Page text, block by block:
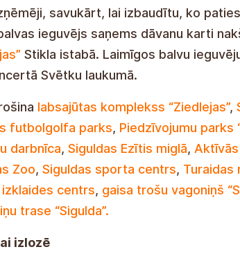
savukārt, lai izbaudītu, ko
ieguvējs saņems dāvanu karti
Stikla istabā. Laimīgos balvu
Svētku laukumā.
labsajūtas komplekss “Ziedlejas”,
futbolgolfa parks, Piedzīvojumu parks
darbnīca, Siguldas Ezītis miglā,
Zoo, Siguldas sporta centrs, Turaidas
centrs, gaisa trošu vagoniņš
trase “Sigulda”.
izlozē